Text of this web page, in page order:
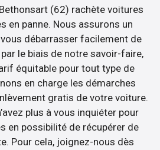
(62) rachète voitures
en panne. Nous assurons un
débarrasser facilement de
le biais de notre savoir-faire,
équitable pour tout type de
en charge les démarches
gratis de votre voiture.
plus à vous inquiéter pour
en possibilité de récupérer de
Pour cela, joignez-nous dès